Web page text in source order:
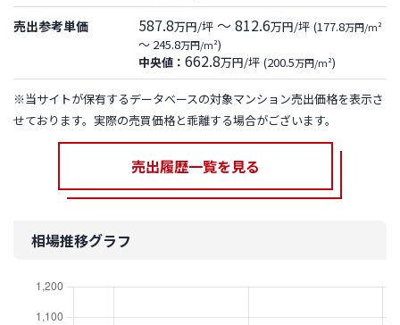
売出参考単価 587.8万円/坪 ～ 812.6万円/坪 (177.8万円/m²
～ 245.8万円/m²)
中央値： 662.8万円/坪 (200.5万円/m²)
※当サイトが保有するデータベースの対象マンション売出価格を表示さ
せております。実際の売買価格と乖離する場合がございます。
売出履歴一覧を見る
相場推移グラフ